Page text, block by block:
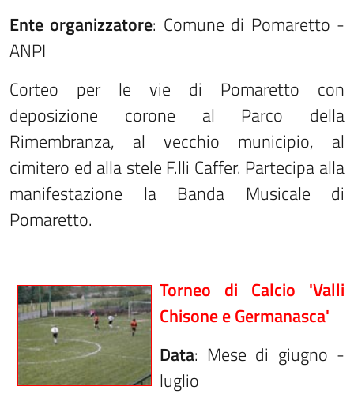
Ente organizzatore: Comune di Pomaretto -
ANPI
Corteo per le vie di Pomaretto con
deposizione corone al Parco della
Rimembranza, al vecchio municipio, al
cimitero ed alla stele F.lli Caffer. Partecipa alla
manifestazione la Banda Musicale di
Pomaretto.
Torneo di Calcio 'Valli
Chisone e Germanasca'
Data: Mese di giugno -
luglio